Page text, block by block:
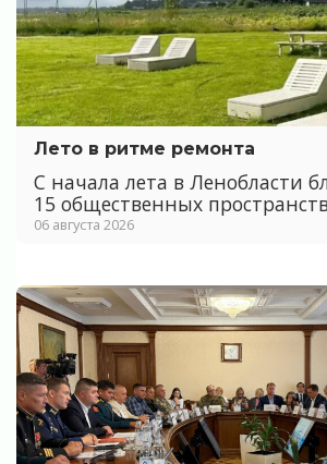
Лето в ритме ремонта
С начала лета в Ленобласти
15 общественных пространств
06 августа 2026